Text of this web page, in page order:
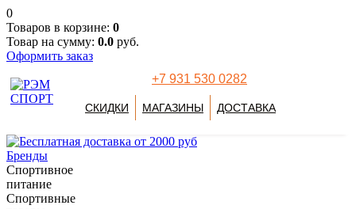
0
Товаров в корзине: 0
Товар на сумму: 0.0 руб.
Оформить заказ
+7 931 530 0282
СКИДКИ МАГАЗИНЫ ДОСТАВКА
Бренды
Спортивное
питание
Спортивные